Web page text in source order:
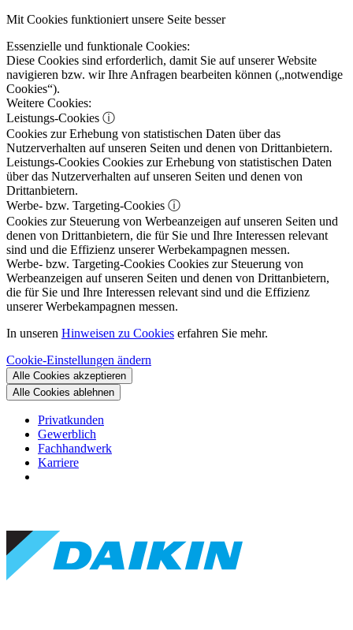
Mit Cookies funktioniert unsere Seite besser
Essenzielle und funktionale Cookies:
Diese Cookies sind erforderlich, damit Sie auf unserer Website
navigieren bzw. wir Ihre Anfragen bearbeiten können („notwendige
Cookies“).
Weitere Cookies:
Leistungs-Cookies ⓘ
Cookies zur Erhebung von statistischen Daten über das
Nutzerverhalten auf unseren Seiten und denen von Drittanbietern.
Leistungs-Cookies Cookies zur Erhebung von statistischen Daten
über das Nutzerverhalten auf unseren Seiten und denen von
Drittanbietern.
Werbe- bzw. Targeting-Cookies ⓘ
Cookies zur Steuerung von Werbeanzeigen auf unseren Seiten und
denen von Drittanbietern, die für Sie und Ihre Interessen relevant
sind und die Effizienz unserer Werbekampagnen messen.
Werbe- bzw. Targeting-Cookies Cookies zur Steuerung von
Werbeanzeigen auf unseren Seiten und denen von Drittanbietern,
die für Sie und Ihre Interessen relevant sind und die Effizienz
unserer Werbekampagnen messen.
In unseren Hinweisen zu Cookies erfahren Sie mehr.
Cookie-Einstellungen ändern
Alle Cookies akzeptieren
Alle Cookies ablehnen
Privatkunden
Gewerblich
Fachhandwerk
Karriere